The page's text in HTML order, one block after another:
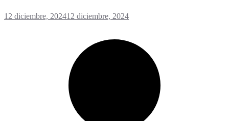
12 diciembre, 202412 diciembre, 2024